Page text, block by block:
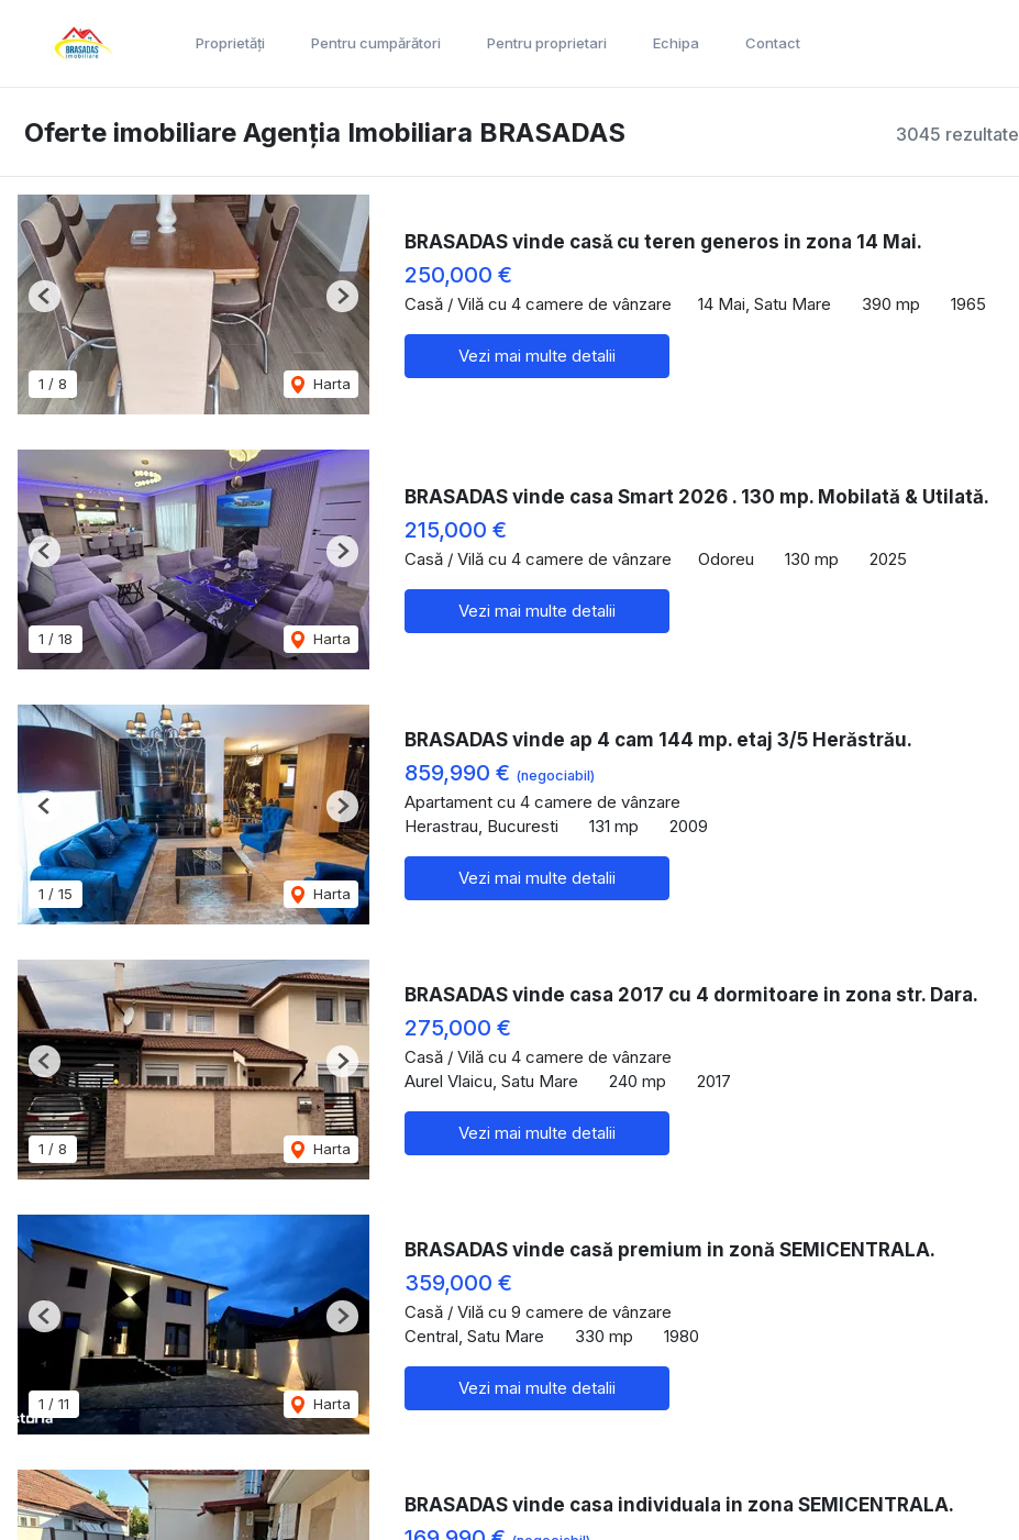
Proprietăți Pentru cumpărători Pentru proprietari Echipa Contact
3045 rezultate
Oferte imobiliare Agenția Imobiliara BRASADAS
1 / 8 Harta
Previous Next
BRASADAS vinde casă cu teren generos in zona 14 Mai.
250,000 €
Casă / Vilă cu 4 camere de vânzare 14 Mai, Satu Mare 390 mp 1965
Vezi mai multe detalii
1 / 18 Harta
Previous Next
BRASADAS vinde casa Smart 2026 . 130 mp. Mobilată & Utilată.
215,000 €
Casă / Vilă cu 4 camere de vânzare Odoreu 130 mp 2025
Vezi mai multe detalii
1 / 15 Harta
Previous Next
BRASADAS vinde ap 4 cam 144 mp. etaj 3/5 Herăstrău.
859,990 € (negociabil)
Apartament cu 4 camere de vânzare
Herastrau, Bucuresti
131 mp 2009
Vezi mai multe detalii
1 / 8 Harta
Previous Next
BRASADAS vinde casa 2017 cu 4 dormitoare in zona str. Dara.
275,000 €
Casă / Vilă cu 4 camere de vânzare
Aurel Vlaicu, Satu Mare
240 mp 2017
Vezi mai multe detalii
1 / 11 Harta
Previous Next
BRASADAS vinde casă premium in zonă SEMICENTRALA.
359,000 €
Casă / Vilă cu 9 camere de vânzare
Central, Satu Mare
330 mp 1980
Vezi mai multe detalii
BRASADAS vinde casa individuala in zona SEMICENTRALA.